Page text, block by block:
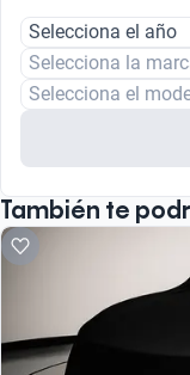
Selecciona el año
Selecciona la
Selecciona el
También te